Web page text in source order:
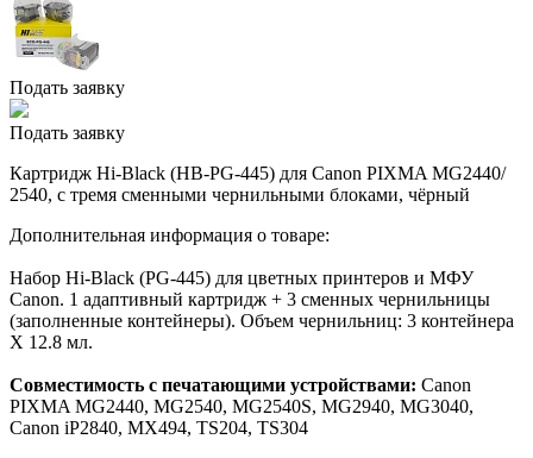
Подать заявку
Подать заявку
Картридж Hi-Black (HB-PG-445) для Canon PIXMA MG2440/
2540, с тремя сменными чернильными блоками, чёрный
Дополнительная информация о товаре:
Набор Hi-Black (PG-445) для цветных принтеров и МФУ
Canon. 1 адаптивный картридж + 3 сменных чернильницы
(заполненные контейнеры). Объем чернильниц: 3 контейнера
Х 12.8 мл.
Совместимость с печатающими устройствами: Canon
PIXMA MG2440, MG2540, MG2540S, MG2940, MG3040,
Canon iP2840, MX494, TS204, TS304